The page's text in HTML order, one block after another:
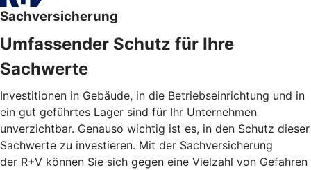
Sachversicherung
Umfassender Schutz für Ihre
Sachwerte
Investitionen in Gebäude, in die Betriebseinrichtung und in
ein gut geführtes Lager sind für Ihr Unternehmen
unverzichtbar. Genauso wichtig ist es, in den Schutz dieser
Sachwerte zu investieren. Mit der Sachversicherung
der R+V können Sie sich gegen eine Vielzahl von Gefahren